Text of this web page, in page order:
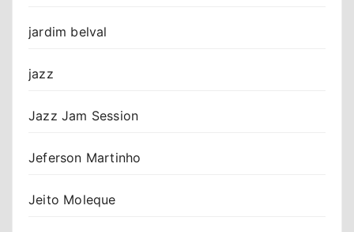
jardim belval
jazz
Jazz Jam Session
Jeferson Martinho
Jeito Moleque